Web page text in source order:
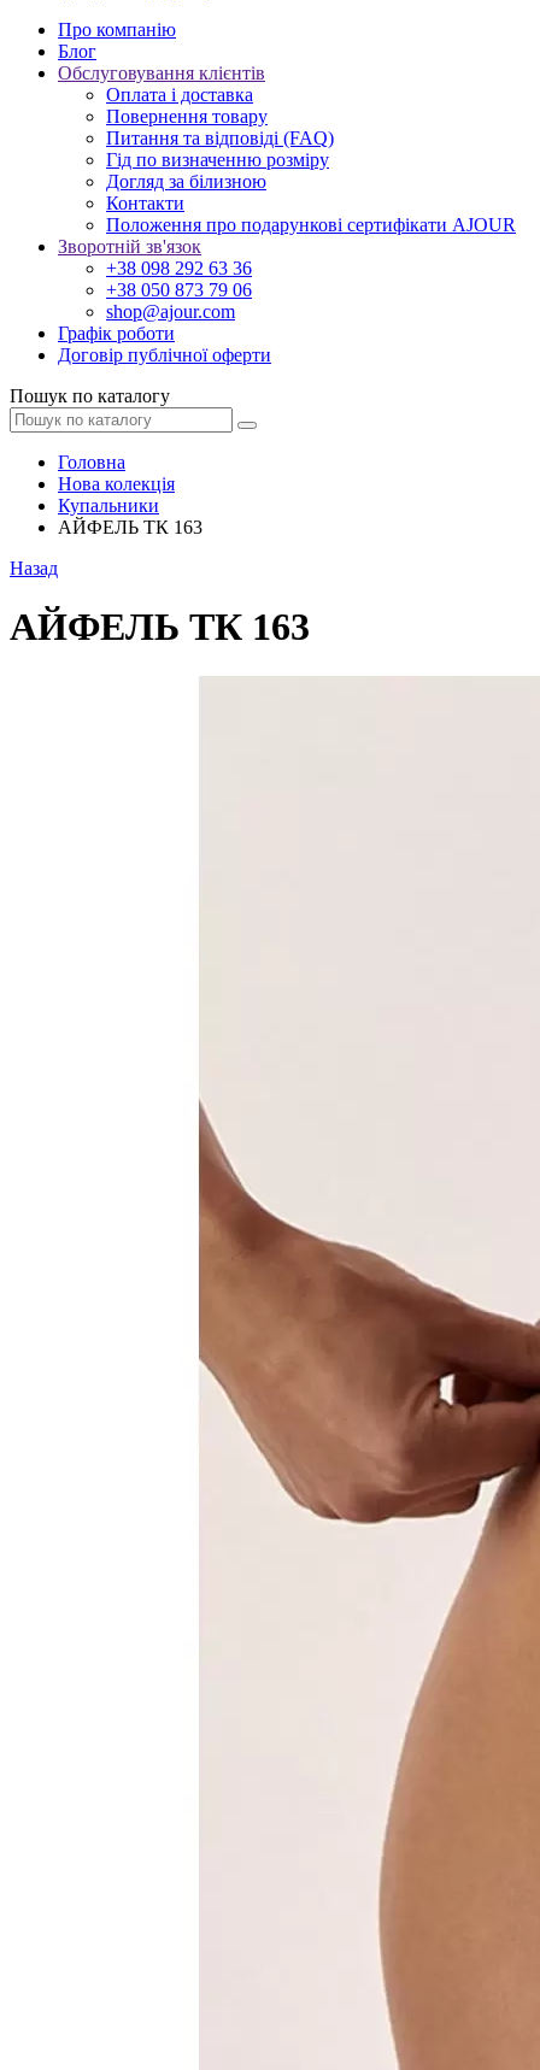
Про компанію
Блог
Обслуговування клієнтів
Оплата і доставка
Повернення товару
Питання та відповіді (FAQ)
Гід по визначенню розміру
Догляд за білизною
Контакти
Положення про подарункові сертифікати AJOUR
Зворотній зв'язок
+38 098 292 63 36
+38 050 873 79 06
shop@ajour.com
Графік роботи
Договір публічної оферти
Пошук по каталогу
Головна
Нова колекція
Купальники
АЙФЕЛЬ ТК 163
Назад
АЙФЕЛЬ ТК 163